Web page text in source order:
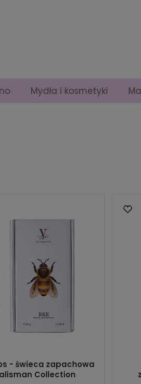
Mydła i kosmetyki
- świeca zapachowa
Collection